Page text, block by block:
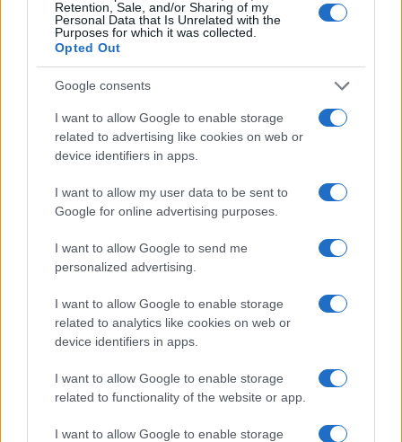
Retention, Sale, and/or Sharing of my
Personal Data that Is Unrelated with the
Purposes for which it was collected.
Opted Out
Google consents
I want to allow Google to enable storage
related to advertising like cookies on web or
device identifiers in apps.
I want to allow my user data to be sent to
Google for online advertising purposes.
I want to allow Google to send me
personalized advertising.
I want to allow Google to enable storage
related to analytics like cookies on web or
device identifiers in apps.
I want to allow Google to enable storage
related to functionality of the website or app.
I want to allow Google to enable storage
REGION
01.10.17. 15:01
NE PUŠTAJTE MARJANOVIĆE BLIZU MENE! Ovaj
vapaj Jelenine majke sa samrtne postelje svi
pamte
Saznaj više